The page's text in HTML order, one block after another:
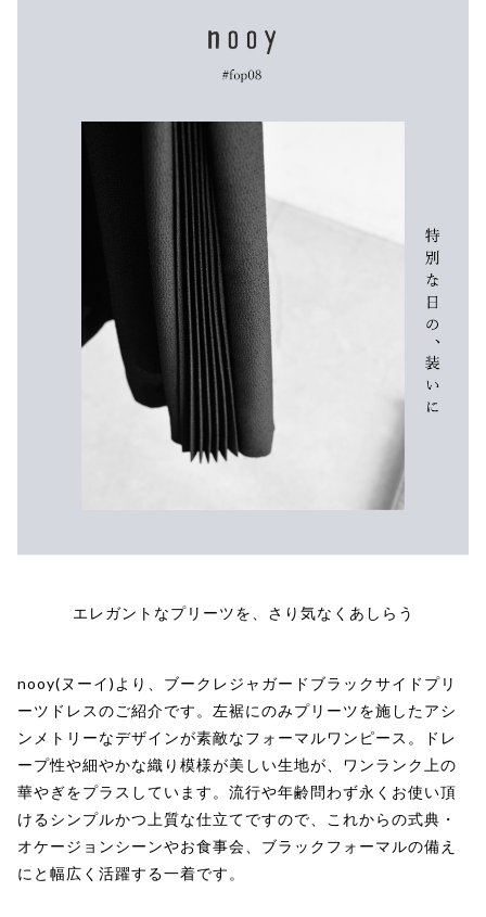
エレガントなプリーツを、さり気なくあしらう
nooy(ヌーイ)より、ブークレジャガードブラックサイドプリ
ーツドレスのご紹介です。左裾にのみプリーツを施したアシ
ンメトリーなデザインが素敵なフォーマルワンピース。ドレ
ープ性や細やかな織り模様が美しい生地が、ワンランク上の
華やぎをプラスしています。流行や年齢問わず永くお使い頂
けるシンプルかつ上質な仕立てですので、これからの式典・
オケージョンシーンやお食事会、ブラックフォーマルの備え
にと幅広く活躍する一着です。